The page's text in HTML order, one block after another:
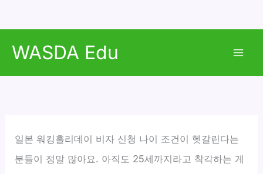
WASDA Edu
일본 워킹홀리데이 비자 신청 나이 조건이 헷갈린다는
분들이 정말 많아요. 아직도 25세까지라고 착각하는 게